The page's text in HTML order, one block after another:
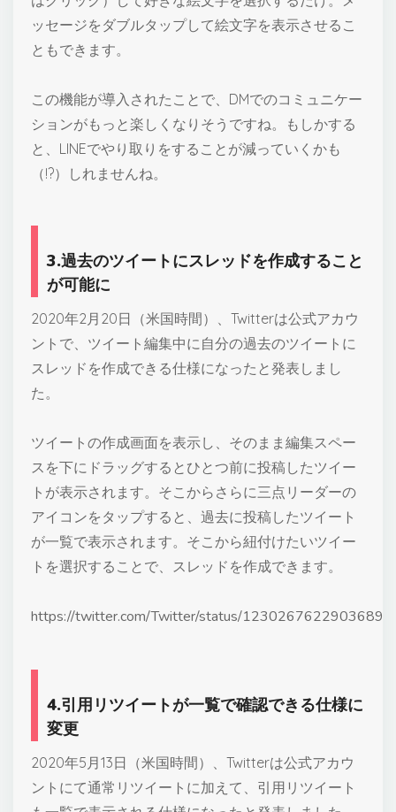
ッセージをダブルタップして絵文字を表示させるこ
ともできます。
この機能が導入されたことで、DMでのコミュニケー
ションがもっと楽しくなりそうですね。もしかする
と、LINEでやり取りをすることが減っていくかも
（!?）しれませんね。
3.過去のツイートにスレッドを作成すること
が可能に
2020年2月20日（米国時間）、Twitterは公式アカウ
ントで、ツイート編集中に自分の過去のツイートに
スレッドを作成できる仕様になったと発表しまし
た。
ツイートの作成画面を表示し、そのまま編集スペー
スを下にドラッグするとひとつ前に投稿したツイー
トが表示されます。そこからさらに三点リーダーの
アイコンをタップすると、過去に投稿したツイート
が一覧で表示されます。そこから紐付けたいツイー
トを選択することで、スレッドを作成できます。
https://twitter.com/Twitter/status/
4.引用リツイートが一覧で確認できる仕様に
変更
2020年5月13日（米国時間）、Twitterは公式アカウ
ントにて通常リツイートに加えて、引用リツイート